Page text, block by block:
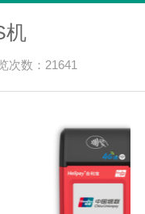
机
次数：21641